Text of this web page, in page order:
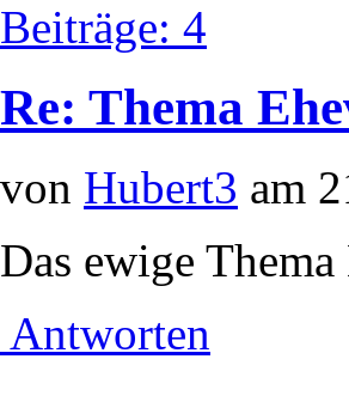
Beiträge: 4
Re: Thema
von Hubert3 am
Das ewige
Antworten